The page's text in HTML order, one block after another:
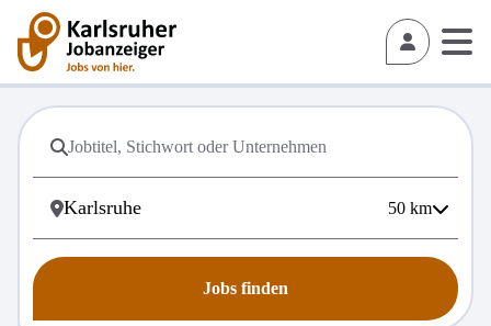
50 km
Jobs finden